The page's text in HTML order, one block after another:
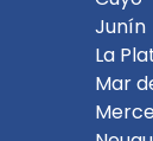
Junín
La
Mar